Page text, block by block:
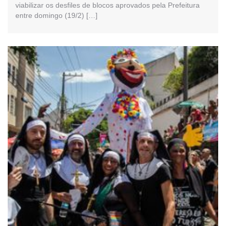
viabilizar os desfiles de blocos aprovados pela Prefeitura
entre domingo (19/2) […]